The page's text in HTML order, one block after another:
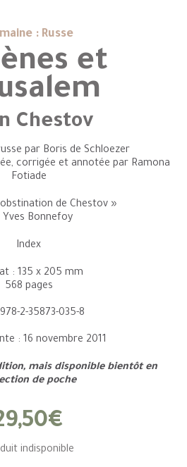
: Russe
et
Chestov
par Boris de Schloezer
corrigée et annotée par Ramona
Fotiade
de Chestov »
Yves Bonnefoy
Index
: 135 x 205 mm
568 pages
2-35873-035-8
: 16 novembre 2011
mais disponible bientôt en
de poche
indisponible